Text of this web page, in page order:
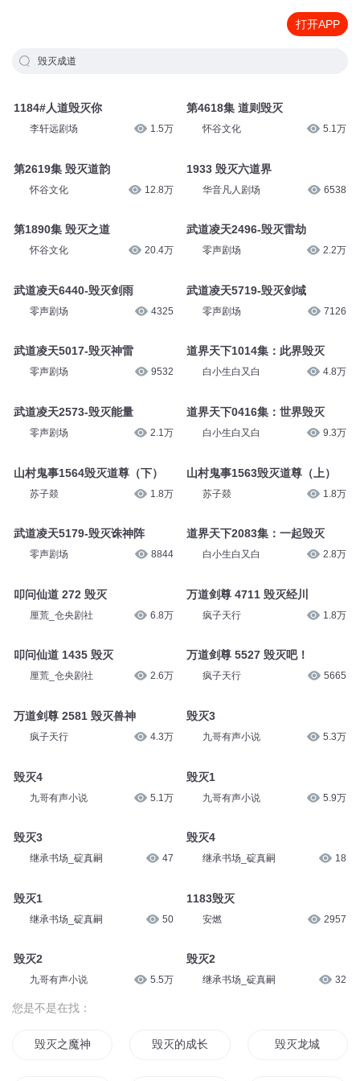
打开APP
毁灭成道
1184#人道毁灭你
李轩远剧场 1.5万
第2619集 毁灭道韵
怀谷文化 12.8万
第1890集 毁灭之道
怀谷文化 20.4万
武道凌天6440-毁灭剑雨
零声剧场 4325
武道凌天5017-毁灭神雷
零声剧场 9532
武道凌天2573-毁灭能量
零声剧场 2.1万
山村鬼事1564毁灭道尊（下）
苏子燚 1.8万
武道凌天5179-毁灭诛神阵
零声剧场 8844
叩问仙道 272 毁灭
厘荒_仓央剧社 6.8万
叩问仙道 1435 毁灭
厘荒_仓央剧社 2.6万
万道剑尊 2581 毁灭兽神
疯子天行 4.3万
毁灭4
九哥有声小说 5.1万
毁灭3
继承书场_碇真嗣 47
毁灭1
继承书场_碇真嗣 50
毁灭2
九哥有声小说 5.5万
第4618集 道则毁灭
怀谷文化 5.1万
1933 毁灭六道界
华音凡人剧场 6538
武道凌天2496-毁灭雷劫
零声剧场 2.2万
武道凌天5719-毁灭剑域
零声剧场 7126
道界天下1014集：此界毁灭
白小生白又白 4.8万
道界天下0416集：世界毁灭
白小生白又白 9.3万
山村鬼事1563毁灭道尊（上）
苏子燚 1.8万
道界天下2083集：一起毁灭
白小生白又白 2.8万
万道剑尊 4711 毁灭经川
疯子天行 1.8万
万道剑尊 5527 毁灭吧！
疯子天行 5665
毁灭3
九哥有声小说 5.3万
毁灭1
九哥有声小说 5.9万
毁灭4
继承书场_碇真嗣 18
1183毁灭
安燃 2957
毁灭2
继承书场_碇真嗣 32
您是不是在找：
毁灭之魔神传说 毁灭的成长 毁灭龙城